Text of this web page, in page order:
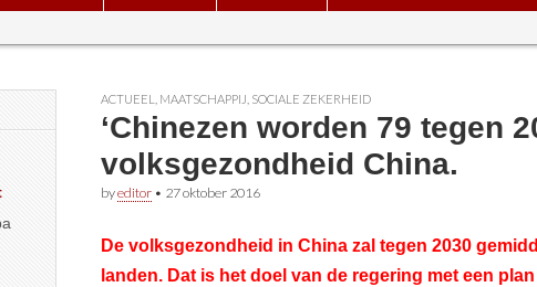
ACTUEEL MAATSCHAPPIJ SOCIALE ZEKERHEID
‘Chinezen worden 79 tegen
volksgezondheid China.
byeditor • 27 oktober 2016
De volksgezondheid in China zal tegen 2030
landen. Dat is het doel van de regering met een